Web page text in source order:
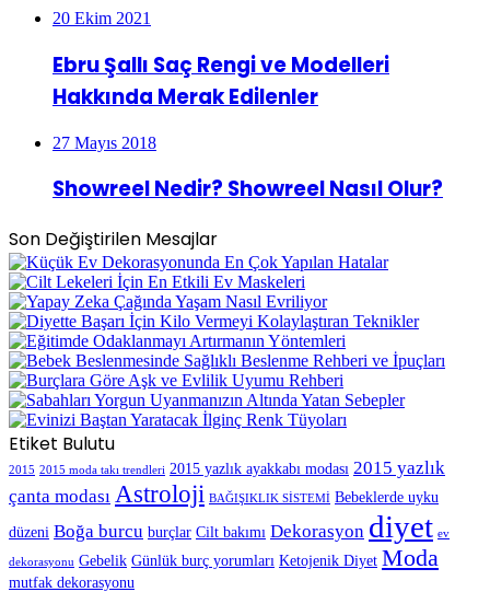
20 Ekim 2021
Ebru Şallı Saç Rengi ve Modelleri
Hakkında Merak Edilenler
27 Mayıs 2018
Showreel Nedir? Showreel Nasıl Olur?
Son Değiştirilen Mesajlar
Etiket Bulutu
2015 2015 moda takı trendleri 2015 yazlık ayakkabı modası 2015 yazlık
çanta modası Astroloji BAĞIŞIKLIK SİSTEMİ Bebeklerde uyku
düzeni Boğa burcu burçlar Cilt bakımı Dekorasyon diyet ev
dekorasyonu Gebelik Günlük burç yorumları Ketojenik Diyet Moda
mutfak dekorasyonu